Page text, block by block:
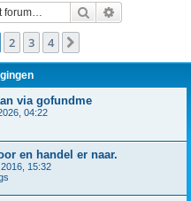
Zoek
2 3 4
via gofundme
04:22
en handel er naar.
15:32